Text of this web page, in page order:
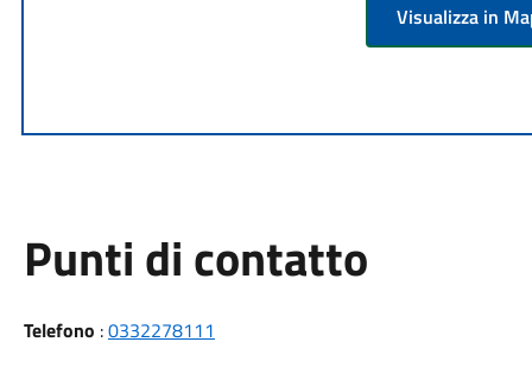
Visualizza in
Punti di contatto
Telefono :0332278111